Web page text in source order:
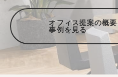
オフィス提案の概要
事例を見る